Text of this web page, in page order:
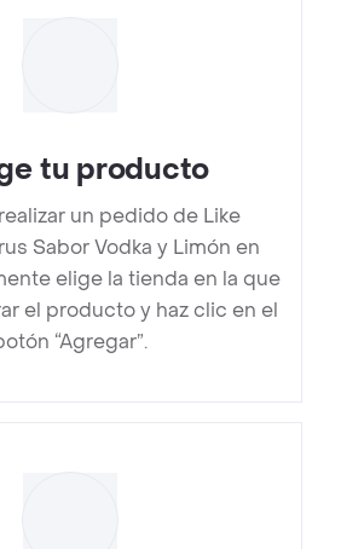
tu producto
un pedido de Like
Sabor Vodka y Limón en
elige la tienda en la que
el producto y haz clic en el
“Agregar”.